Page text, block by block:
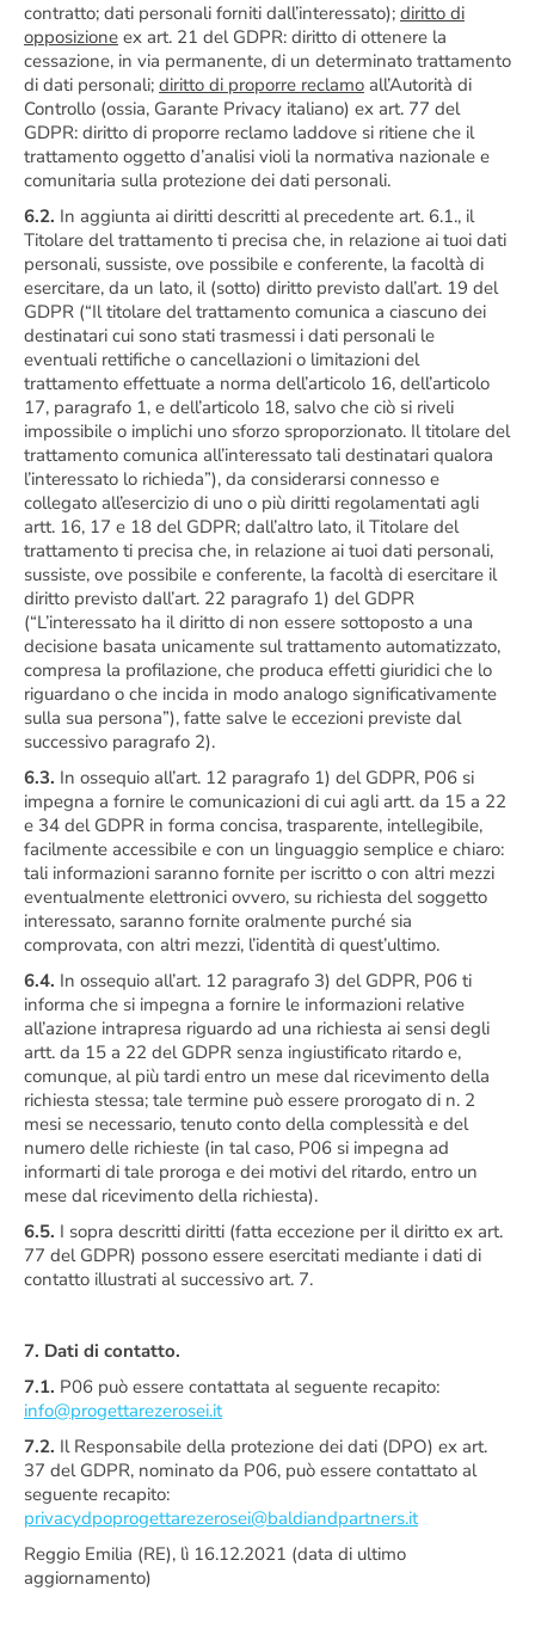
contratto; dati personali forniti dall’interessato); diritto di
opposizione ex art. 21 del GDPR: diritto di ottenere la
cessazione, in via permanente, di un determinato trattamento
di dati personali; diritto di proporre reclamo all’Autorità di
Controllo (ossia, Garante Privacy italiano) ex art. 77 del
GDPR: diritto di proporre reclamo laddove si ritiene che il
trattamento oggetto d’analisi violi la normativa nazionale e
comunitaria sulla protezione dei dati personali.
6.2. In aggiunta ai diritti descritti al precedente art. 6.1., il
Titolare del trattamento ti precisa che, in relazione ai tuoi dati
personali, sussiste, ove possibile e conferente, la facoltà di
esercitare, da un lato, il (sotto) diritto previsto dall’art. 19 del
GDPR (“Il titolare del trattamento comunica a ciascuno dei
destinatari cui sono stati trasmessi i dati personali le
eventuali rettifiche o cancellazioni o limitazioni del
trattamento effettuate a norma dell’articolo 16, dell’articolo
17, paragrafo 1, e dell’articolo 18, salvo che ciò si riveli
impossibile o implichi uno sforzo sproporzionato. Il titolare del
trattamento comunica all’interessato tali destinatari qualora
l’interessato lo richieda”), da considerarsi connesso e
collegato all’esercizio di uno o più diritti regolamentati agli
artt. 16, 17 e 18 del GDPR; dall’altro lato, il Titolare del
trattamento ti precisa che, in relazione ai tuoi dati personali,
sussiste, ove possibile e conferente, la facoltà di esercitare il
diritto previsto dall’art. 22 paragrafo 1) del GDPR
(“L’interessato ha il diritto di non essere sottoposto a una
decisione basata unicamente sul trattamento automatizzato,
compresa la profilazione, che produca effetti giuridici che lo
riguardano o che incida in modo analogo significativamente
sulla sua persona”), fatte salve le eccezioni previste dal
successivo paragrafo 2).
6.3. In ossequio all’art. 12 paragrafo 1) del GDPR, P06 si
impegna a fornire le comunicazioni di cui agli artt. da 15 a 22
e 34 del GDPR in forma concisa, trasparente, intellegibile,
facilmente accessibile e con un linguaggio semplice e chiaro:
tali informazioni saranno fornite per iscritto o con altri mezzi
eventualmente elettronici ovvero, su richiesta del soggetto
interessato, saranno fornite oralmente purché sia
comprovata, con altri mezzi, l’identità di quest’ultimo.
6.4. In ossequio all’art. 12 paragrafo 3) del GDPR, P06 ti
informa che si impegna a fornire le informazioni relative
all’azione intrapresa riguardo ad una richiesta ai sensi degli
artt. da 15 a 22 del GDPR senza ingiustificato ritardo e,
comunque, al più tardi entro un mese dal ricevimento della
richiesta stessa; tale termine può essere prorogato di n. 2
mesi se necessario, tenuto conto della complessità e del
numero delle richieste (in tal caso, P06 si impegna ad
informarti di tale proroga e dei motivi del ritardo, entro un
mese dal ricevimento della richiesta).
6.5. I sopra descritti diritti (fatta eccezione per il diritto ex art.
77 del GDPR) possono essere esercitati mediante i dati di
contatto illustrati al successivo art. 7.
7. Dati di contatto.
7.1. P06 può essere contattata al seguente recapito:
info@progettarezerosei.it
7.2. Il Responsabile della protezione dei dati (DPO) ex art.
37 del GDPR, nominato da P06, può essere contattato al
seguente recapito:
privacydpoprogettarezerosei@baldiandpartners.it
Reggio Emilia (RE), lì 16.12.2021 (data di ultimo
aggiornamento)